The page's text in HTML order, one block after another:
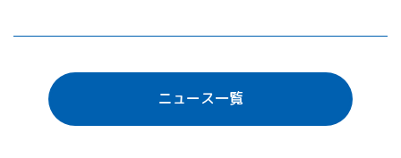
ニュース一覧